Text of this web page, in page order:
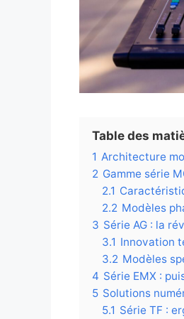
Table des
1 Architecture
2 Gamme série
2.1
2.2 Modèles
3 Série AG : la
3.1 Innovation
3.2 Modèles
4 Série EMX :
5 Solutions
5.1 Série TF :